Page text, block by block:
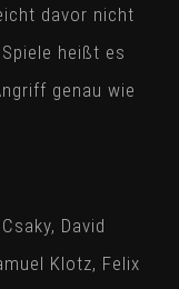
davor nicht
heißt es
genau wie
David
Klotz, Felix